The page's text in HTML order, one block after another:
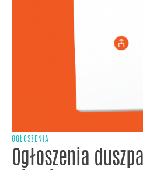
OGŁOSZENIA
Ogłoszenia